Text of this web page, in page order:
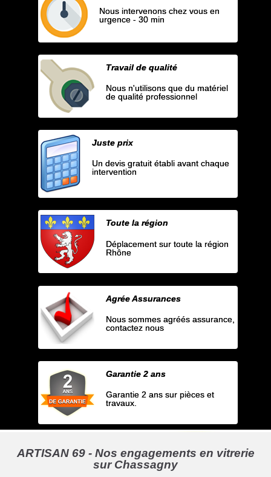
Nous intervenons chez vous en
urgence - 30 min
Travail de qualité
Nous n'utilisons que du matériel
de qualité professionnel
Juste prix
Un devis gratuit établi avant chaque
intervention
Toute la région
Déplacement sur toute la région
Rhône
Agrée Assurances
Nous sommes agréés assurance,
contactez nous
Garantie 2 ans
Garantie 2 ans sur pièces et
travaux.
ARTISAN 69 - Nos engagements en vitrerie
sur Chassagny